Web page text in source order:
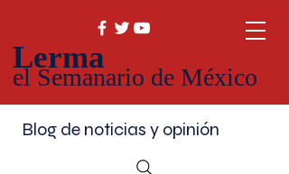
Lerma
el Semanario de México
Blog de noticias y opinión